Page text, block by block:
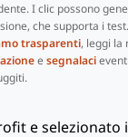
I clic possono
che supporta i test.
trasparenti, leggi la
e segnalaci
e